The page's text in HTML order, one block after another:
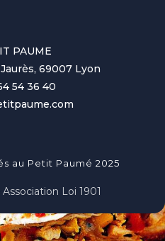
PAUME
69007 Lyon
54 36 40
au Petit Paumé 2025
Loi 1901